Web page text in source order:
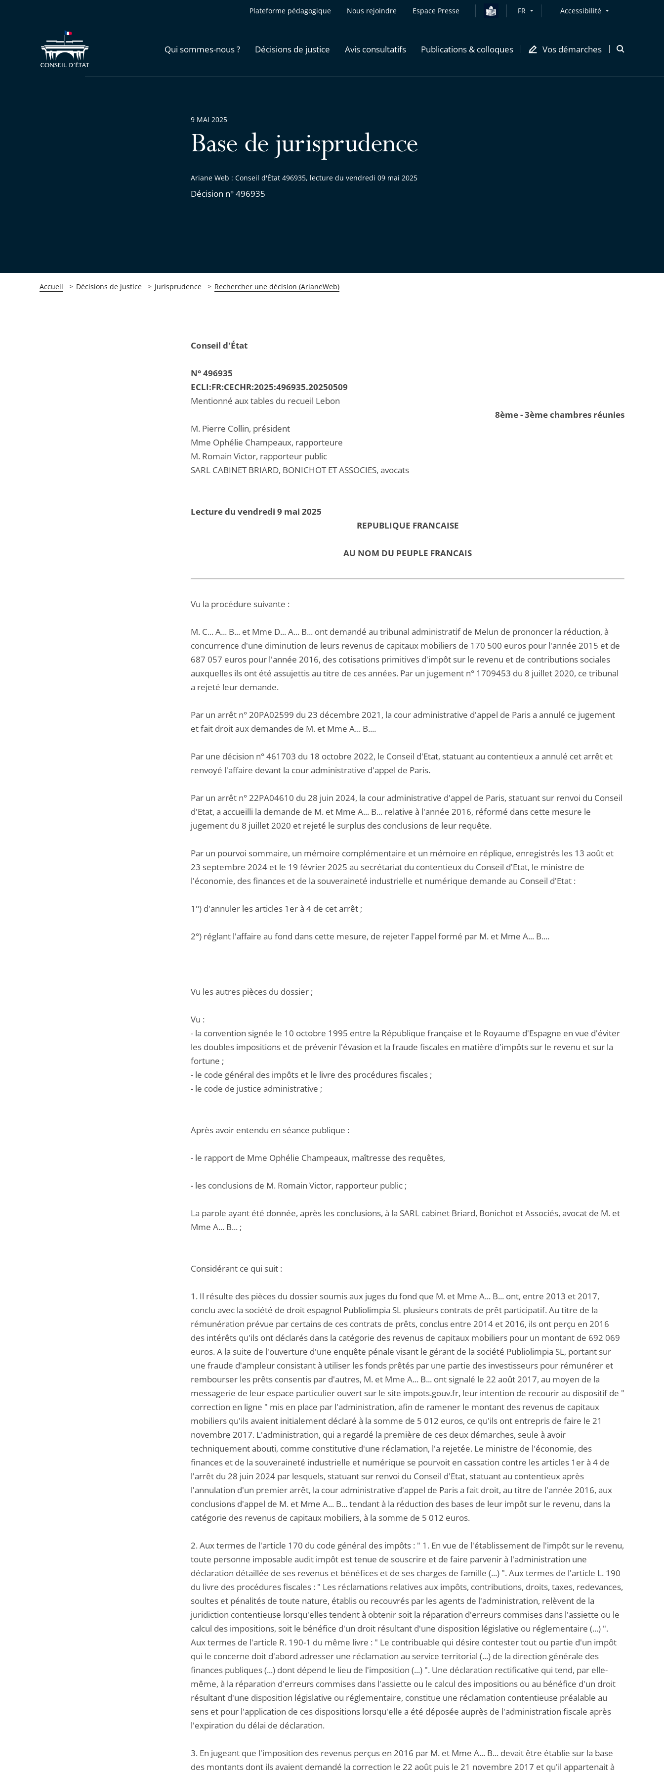
Plateforme pédagogique Nous rejoindre Espace Presse FR Accessibilité
Qui sommes-nous ? Décisions de justice Avis consultatifs Publications & colloques Vos démarches
Ouvrir
Base de jurisprudence
Ariane Web : Conseil d'État 496935, lecture du vendredi 09 mai 2025
Décision n° 496935
9 MAI 2025
Accueil Décisions de justice Jurisprudence Rechercher une décision (ArianeWeb)
Conseil d'État
N° 496935
ECLI:FR:CECHR:2025:496935.20250509
Mentionné aux tables du recueil Lebon
8ème - 3ème chambres réunies
M. Pierre Collin, président
Mme Ophélie Champeaux, rapporteure
M. Romain Victor, rapporteur public
SARL CABINET BRIARD, BONICHOT ET ASSOCIES, avocats
Lecture du vendredi 9 mai 2025
REPUBLIQUE FRANCAISE
AU NOM DU PEUPLE FRANCAIS
Vu la procédure suivante :
M. C... A... B... et Mme D... A... B... ont demandé au tribunal administratif de Melun de prononcer la réduction, à
concurrence d'une diminution de leurs revenus de capitaux mobiliers de 170 500 euros pour l'année 2015 et de
687 057 euros pour l'année 2016, des cotisations primitives d'impôt sur le revenu et de contributions sociales
auxquelles ils ont été assujettis au titre de ces années. Par un jugement n° 1709453 du 8 juillet 2020, ce tribunal
a rejeté leur demande.
Par un arrêt n° 20PA02599 du 23 décembre 2021, la cour administrative d'appel de Paris a annulé ce jugement
et fait droit aux demandes de M. et Mme A... B....
Par une décision n° 461703 du 18 octobre 2022, le Conseil d'Etat, statuant au contentieux a annulé cet arrêt et
renvoyé l'affaire devant la cour administrative d'appel de Paris.
Par un arrêt n° 22PA04610 du 28 juin 2024, la cour administrative d'appel de Paris, statuant sur renvoi du Conseil
d'Etat, a accueilli la demande de M. et Mme A... B... relative à l'année 2016, réformé dans cette mesure le
jugement du 8 juillet 2020 et rejeté le surplus des conclusions de leur requête.
Par un pourvoi sommaire, un mémoire complémentaire et un mémoire en réplique, enregistrés les 13 août et
23 septembre 2024 et le 19 février 2025 au secrétariat du contentieux du Conseil d'Etat, le ministre de
l'économie, des finances et de la souveraineté industrielle et numérique demande au Conseil d'Etat :
1°) d'annuler les articles 1er à 4 de cet arrêt ;
2°) réglant l'affaire au fond dans cette mesure, de rejeter l'appel formé par M. et Mme A... B....
Vu les autres pièces du dossier ;
Vu :
- la convention signée le 10 octobre 1995 entre la République française et le Royaume d'Espagne en vue d'éviter
les doubles impositions et de prévenir l'évasion et la fraude fiscales en matière d'impôts sur le revenu et sur la
fortune ;
- le code général des impôts et le livre des procédures fiscales ;
- le code de justice administrative ;
Après avoir entendu en séance publique :
- le rapport de Mme Ophélie Champeaux, maîtresse des requêtes,
- les conclusions de M. Romain Victor, rapporteur public ;
La parole ayant été donnée, après les conclusions, à la SARL cabinet Briard, Bonichot et Associés, avocat de M. et
Mme A... B... ;
Considérant ce qui suit :
1. Il résulte des pièces du dossier soumis aux juges du fond que M. et Mme A... B... ont, entre 2013 et 2017,
conclu avec la société de droit espagnol Publiolimpia SL plusieurs contrats de prêt participatif. Au titre de la
rémunération prévue par certains de ces contrats de prêts, conclus entre 2014 et 2016, ils ont perçu en 2016
des intérêts qu'ils ont déclarés dans la catégorie des revenus de capitaux mobiliers pour un montant de 692 069
euros. A la suite de l'ouverture d'une enquête pénale visant le gérant de la société Publiolimpia SL, portant sur
une fraude d'ampleur consistant à utiliser les fonds prêtés par une partie des investisseurs pour rémunérer et
rembourser les prêts consentis par d'autres, M. et Mme A... B... ont signalé le 22 août 2017, au moyen de la
messagerie de leur espace particulier ouvert sur le site impots.gouv.fr, leur intention de recourir au dispositif de "
correction en ligne " mis en place par l'administration, afin de ramener le montant des revenus de capitaux
mobiliers qu'ils avaient initialement déclaré à la somme de 5 012 euros, ce qu'ils ont entrepris de faire le 21
novembre 2017. L'administration, qui a regardé la première de ces deux démarches, seule à avoir
techniquement abouti, comme constitutive d'une réclamation, l'a rejetée. Le ministre de l'économie, des
finances et de la souveraineté industrielle et numérique se pourvoit en cassation contre les articles 1er à 4 de
l'arrêt du 28 juin 2024 par lesquels, statuant sur renvoi du Conseil d'Etat, statuant au contentieux après
l'annulation d'un premier arrêt, la cour administrative d'appel de Paris a fait droit, au titre de l'année 2016, aux
conclusions d'appel de M. et Mme A... B... tendant à la réduction des bases de leur impôt sur le revenu, dans la
catégorie des revenus de capitaux mobiliers, à la somme de 5 012 euros.
2. Aux termes de l'article 170 du code général des impôts : " 1. En vue de l'établissement de l'impôt sur le revenu,
toute personne imposable audit impôt est tenue de souscrire et de faire parvenir à l'administration une
déclaration détaillée de ses revenus et bénéfices et de ses charges de famille (...) ". Aux termes de l'article L. 190
du livre des procédures fiscales : " Les réclamations relatives aux impôts, contributions, droits, taxes, redevances,
soultes et pénalités de toute nature, établis ou recouvrés par les agents de l'administration, relèvent de la
juridiction contentieuse lorsqu'elles tendent à obtenir soit la réparation d'erreurs commises dans l'assiette ou le
calcul des impositions, soit le bénéfice d'un droit résultant d'une disposition législative ou réglementaire (...) ".
Aux termes de l'article R. 190-1 du même livre : " Le contribuable qui désire contester tout ou partie d'un impôt
qui le concerne doit d'abord adresser une réclamation au service territorial (...) de la direction générale des
finances publiques (...) dont dépend le lieu de l'imposition (...) ". Une déclaration rectificative qui tend, par elle-
même, à la réparation d'erreurs commises dans l'assiette ou le calcul des impositions ou au bénéfice d'un droit
résultant d'une disposition législative ou réglementaire, constitue une réclamation contentieuse préalable au
sens et pour l'application de ces dispositions lorsqu'elle a été déposée auprès de l'administration fiscale après
l'expiration du délai de déclaration.
3. En jugeant que l'imposition des revenus perçus en 2016 par M. et Mme A... B... devait être établie sur la base
des montants dont ils avaient demandé la correction le 22 août puis le 21 novembre 2017 et qu'il appartenait à